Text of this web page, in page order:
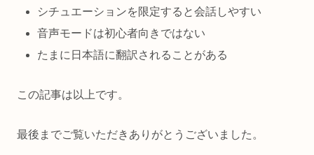
シチュエーションを限定すると会話しやすい
音声モードは初心者向きではない
たまに日本語に翻訳されることがある
この記事は以上です。
最後までご覧いただきありがとうございました。